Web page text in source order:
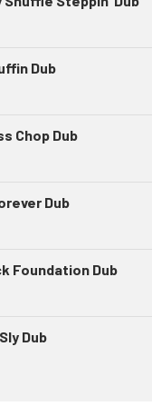
Dub
Chop Dub
Dub
Foundation Dub
Dub